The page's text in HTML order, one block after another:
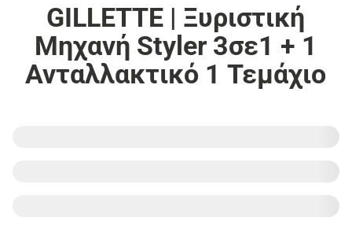
GILLETTE | Ξυριστική
Μηχανή Styler 3σε1 + 1
Ανταλλακτικό 1 Τεμάχιο